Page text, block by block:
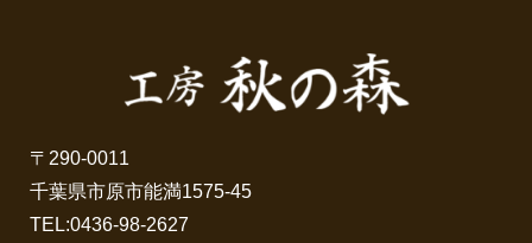
〒290-0011
千葉県市原市能満1575-45
TEL:0436-98-2627